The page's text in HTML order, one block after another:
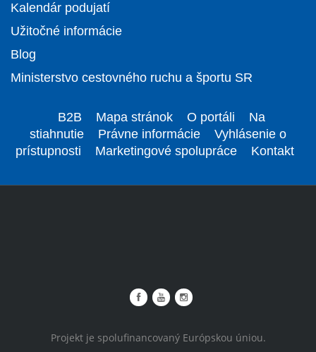
Kalendár podujatí
Užitočné informácie
Blog
Ministerstvo cestovného ruchu a športu SR
B2B Mapa stránok O portáli
Na
stiahnutie
Právne informácie
Vyhlásenie o
prístupnosti
Marketingové spolupráce Kontakt
Projekt je spolufinancovaný Európskou úniou.